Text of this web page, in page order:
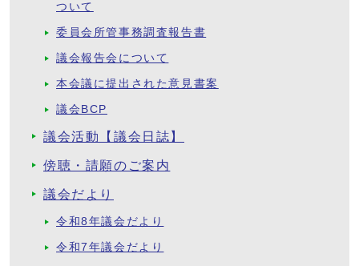
ついて
委員会所管事務調査報告書
議会報告会について
本会議に提出された意見書案
議会BCP
議会活動【議会日誌】
傍聴・請願のご案内
議会だより
令和8年議会だより
令和7年議会だより